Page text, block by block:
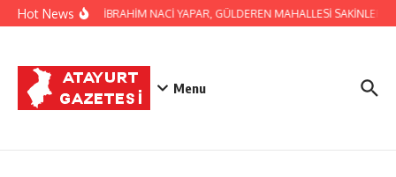
İçeriğe atla
Hot NewsBAŞKAN İBRAHİM NACİ YAPAR, GÜLDEREN MAHALLESİ
Menu